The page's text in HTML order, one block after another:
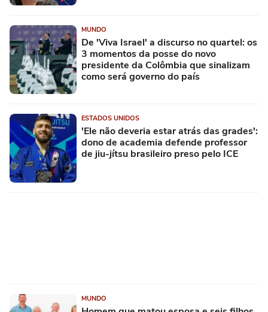
MUNDO
De 'Viva Israel' a discurso no quartel: os
3 momentos da posse do novo
presidente da Colômbia que sinalizam
como será governo do país
ESTADOS UNIDOS
'Ele não deveria estar atrás das grades':
dono de academia defende professor
de jiu-jítsu brasileiro preso pelo ICE
MUNDO